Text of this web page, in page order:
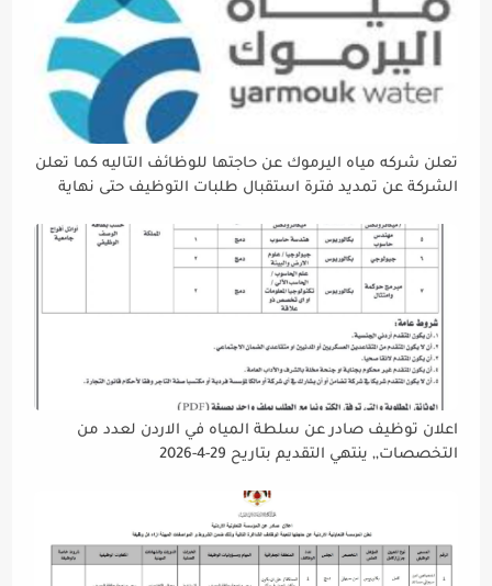
تعلن شركه مياه اليرموك عن حاجتها للوظائف التاليه كما تعلن
الشركة عن تمديد فترة استقبال طلبات التوظيف حتى نهاية
إتاحة الفرصة الكافية أمام الجميع لاستكمال إجراءات التقديم.
اعلان توظيف صادر عن سلطة المياه في الاردن لعدد من
التخصصات,, ينتهي التقديم بتاريح 29-4-2026